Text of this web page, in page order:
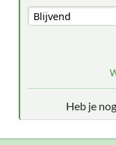
Heb je